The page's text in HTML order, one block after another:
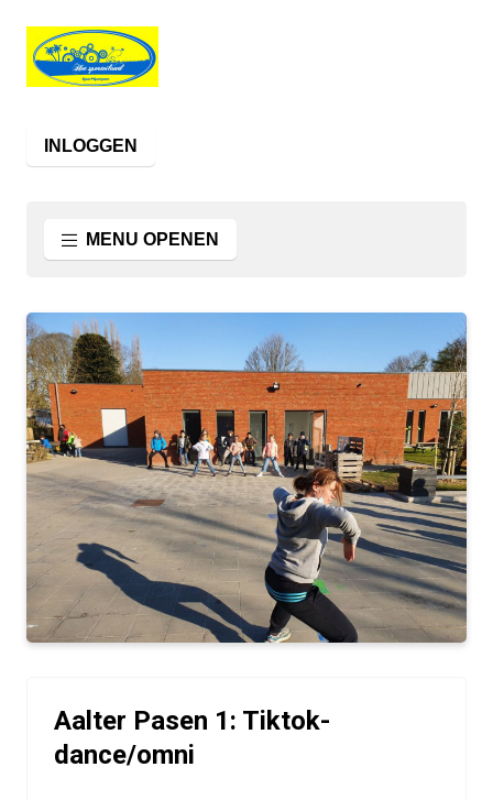
INLOGGEN
MENU OPENEN
Aalter Pasen 1: Tiktok-
dance/omni